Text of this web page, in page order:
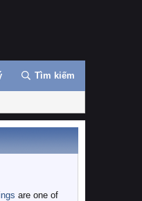
Tìm kiếm
are one of